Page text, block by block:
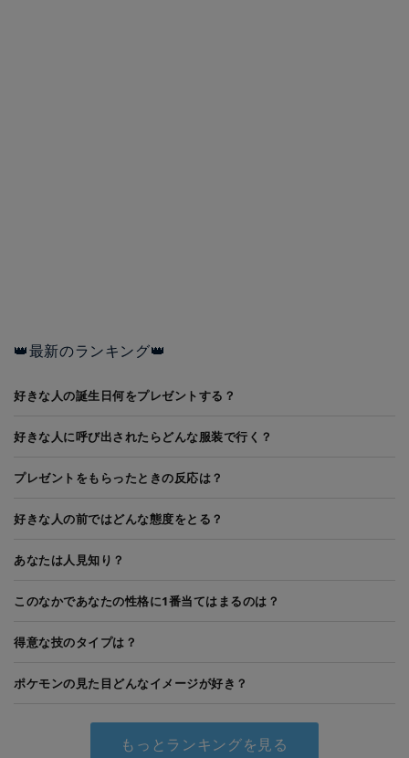
👑最新のランキング👑
好きな人の誕生日何をプレゼントする？
好きな人に呼び出されたらどんな服装で行く？
プレゼントをもらったときの反応は？
好きな人の前ではどんな態度をとる？
あなたは人見知り？
このなかであなたの性格に1番当てはまるのは？
得意な技のタイプは？
ポケモンの見た目どんなイメージが好き？
もっとランキングを見る